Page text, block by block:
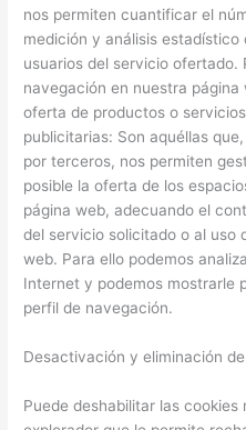
nos permiten cuantificar el
medición y análisis
usuarios del servicio ofertado.
navegación en nuestra
oferta de productos o
publicitarias: Son aquéllas
por terceros, nos permiten
posible la oferta de los
página web, adecuando el
del servicio solicitado o al uso
web. Para ello podemos
Internet y podemos mostrarle
perfil de navegación.
Desactivación y eliminación
Puede deshabilitar las